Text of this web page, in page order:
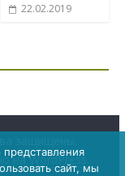
22.02.2019
наWordPress
сайт, мы